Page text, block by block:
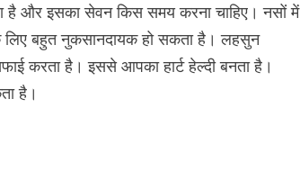
है और इसका सेवन किस समय करना चाहिए। नसों में
लिए बहुत नुकसानदायक हो सकता है। लहसुन
करता है। इससे आपका हार्ट हेल्दी बनता है।
है।